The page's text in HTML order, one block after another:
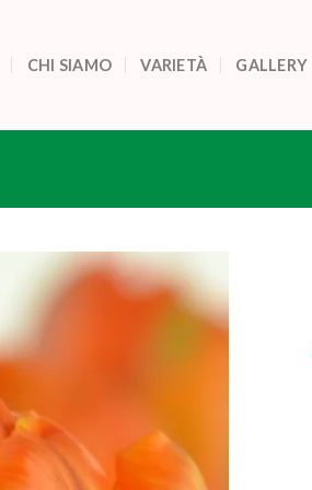
CHI SIAMO VARIETÀ GALLERY